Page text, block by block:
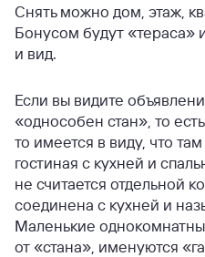
Снять можно дом, этаж,
Бонусом будут «тераса»
и вид.
Если вы видите
«однособен стан», то
то имеется в виду, что
гостиная с кухней и
не считается отдельной
соединена с кухней и
Маленькие
от «стана», именуются